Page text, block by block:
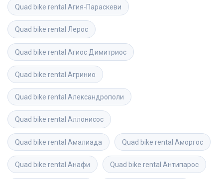
Quad bike rental Агия-Параскеви
Quad bike rental Лерос
Quad bike rental Агиос Димитриос
Quad bike rental Агринио
Quad bike rental Александрополи
Quad bike rental Аллонисос
Quad bike rental Амалиада Quad bike rental Аморгос
Quad bike rental Анафи Quad bike rental Антипарос